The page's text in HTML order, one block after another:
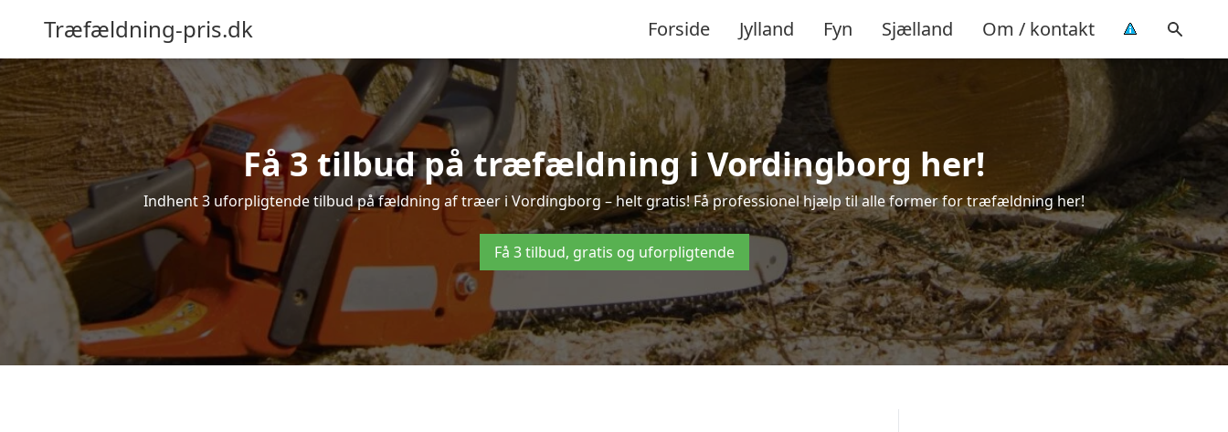
Træfældning-pris.dk Forside Jylland Fyn Sjælland Om / kontakt
Få 3 tilbud på træfældning i Vordingborg her!
Indhent 3 uforpligtende tilbud på fældning af træer i Vordingborg – helt gratis! Få professionel hjælp til alle former for træfældning her!
Få 3 tilbud, gratis og uforpligtende